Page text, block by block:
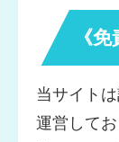
《
当サイト
運営して